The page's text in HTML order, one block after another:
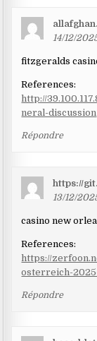
14/12/
fitzgeralds
References:
http://
neral-discussion
Répondre
https://
13/12/
casino new
References:
https://
osterreich-
Répondre